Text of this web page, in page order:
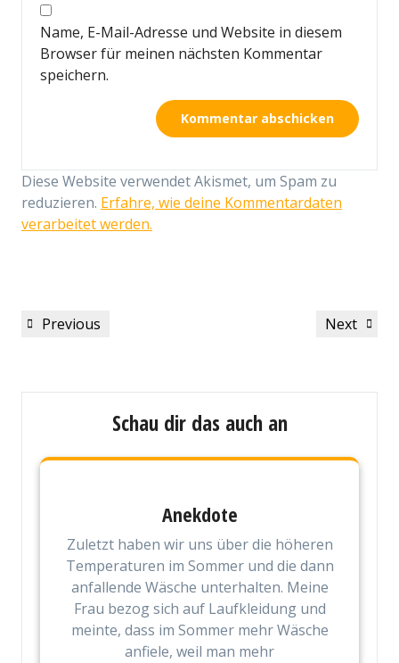
Name, E-Mail-Adresse und Website in diesem
Browser für meinen nächsten Kommentar
speichern.
Diese Website verwendet Akismet, um Spam zu
reduzieren. Erfahre, wie deine Kommentardaten
verarbeitet werden.
Beitragsnavigation
Previous
Previous
Next
Next
Schau dir das auch an
Anekdote
Zuletzt haben wir uns über die höheren
Temperaturen im Sommer und die dann
anfallende Wäsche unterhalten. Meine
Frau bezog sich auf Laufkleidung und
meinte, dass im Sommer mehr Wäsche
anfiele, weil man mehr